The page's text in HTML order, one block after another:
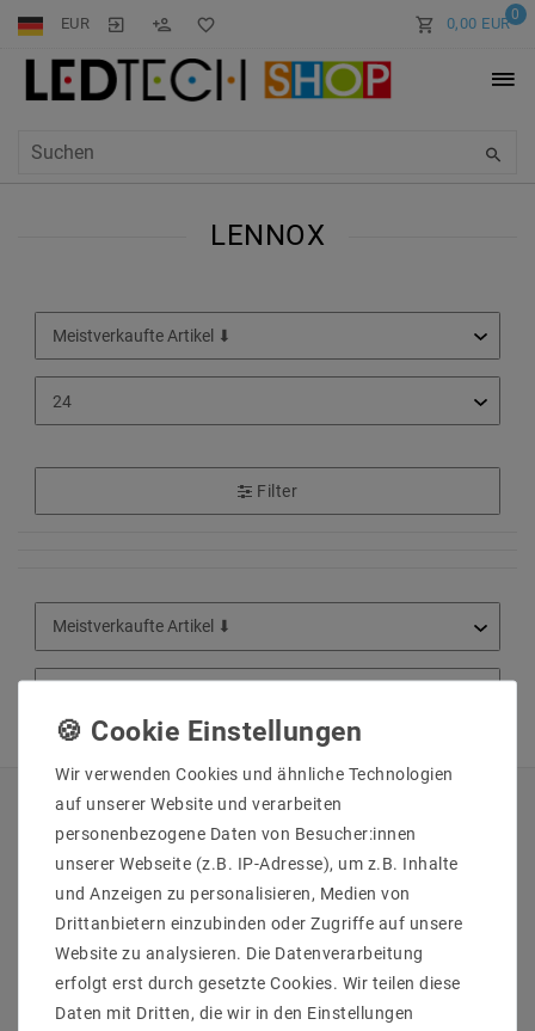
EUR 0
0,00 EUR
LENNOX
Filter
QUICKLINKS
Ihr Shop-Konto
Wir verwenden Cookies und ähnliche Technologien
auf unserer Website und verarbeiten
personenbezogene Daten von Besucher:innen
unserer Webseite (z.B. IP-Adresse), um z.B. Inhalte
und Anzeigen zu personalisieren, Medien von
Drittanbietern einzubinden oder Zugriffe auf unsere
Website zu analysieren. Die Datenverarbeitung
erfolgt erst durch gesetzte Cookies. Wir teilen diese
Daten mit Dritten, die wir in den Einstellungen